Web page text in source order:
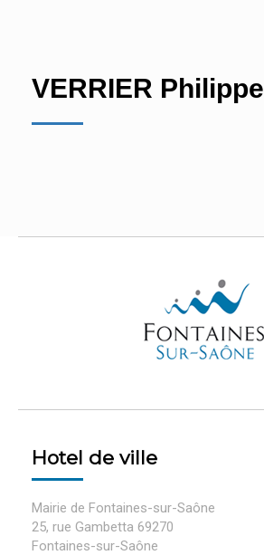
VERRIER Philippe
Hotel de ville
Mairie de Fontaines-sur-Saône
25, rue Gambetta 69270
Fontaines-sur-Saône